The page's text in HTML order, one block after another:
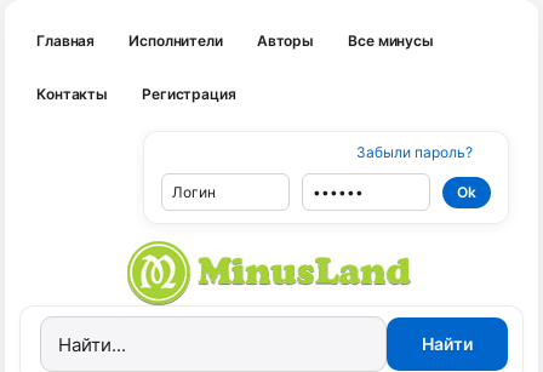
Главная Исполнители Авторы Все минусы
Контакты Регистрация
Забыли пароль?